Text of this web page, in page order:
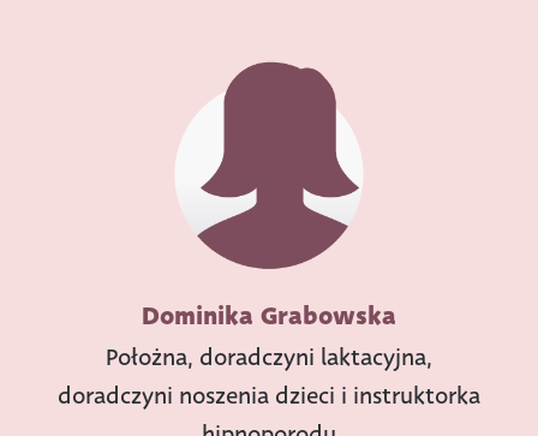
Dominika Grabowska
Położna, doradczyni laktacyjna,
doradczyni noszenia dzieci i instruktorka